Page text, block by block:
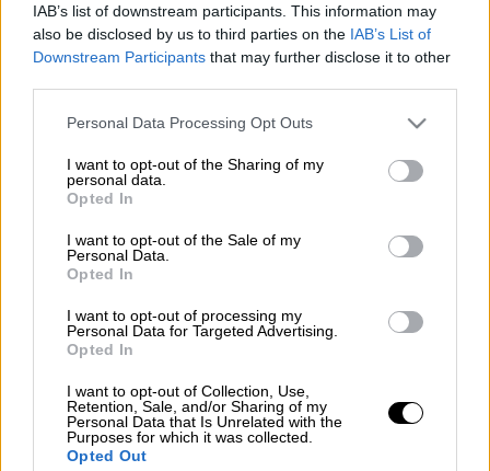
IAB’s list of downstream participants. This information may
also be disclosed by us to third parties on the IAB’s List of
Downstream Participants that may further disclose it to other
Please note that this website/app uses one or more Google
not limited to your visit or usage behaviour. You may click to
grant or deny consent to Google and its third-party tags to
use your data for below specified purposes in below Google
consent section.
Personal Data Processing Opt Outs
I want to opt-out of the Sharing of my
personal data.
Opted In
I want to opt-out of the Sale of my
Personal Data.
Opted In
I want to opt-out of processing my
Personal Data for Targeted Advertising.
Opted In
I want to opt-out of Collection, Use,
Retention, Sale, and/or Sharing of my
Personal Data that Is Unrelated with the
Purposes for which it was collected.
Opted Out
Εντονη είναι η φημολογία που έχει
αναπτυχθεί στην Αγγλία και θέλει τονΟλε
Γκούναρ Σόλσκιερνα μετράει μέρες (ίσως
και ώρες) στον πάγκο τηςΜάντσεστερ
μολονότι το περασμένο καλοκαίρι πήρε
πίστωση χρόνου από τη διοίκηση των
«κόκκινων διαβόλων» δεν έχει κατορθώσει
να σταθεροποιήσει την απόδοση της ομάδας
του που βρίσκεται στην πέμπτη θέση αλλά
χωρίς να... πείθει. Ηπρόσφατη ήττα από την
προβληματική Αρσεναλ φαίνεται πως
ποτήρι. Και όπως αναφέρουν τα ρεπορτάζ
του βρετανικού Τύπου, οΜαουρίτσιο
Ποτσετίνοαποτελεί τον εκλεκτό.